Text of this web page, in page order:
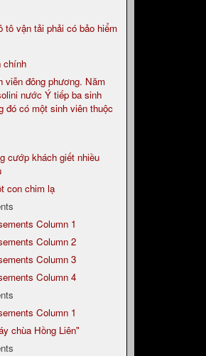
tô vận tải phải có bảo hiểm
chính
viễn đông phương. Năm
nước Ý tiếp ba sinh
đó có một sinh viên thuộc
cướp khách giết nhiều
con chim lạ
Column 1
Column 2
Column 3
Column 4
Column 1
chùa Hồng Liên"